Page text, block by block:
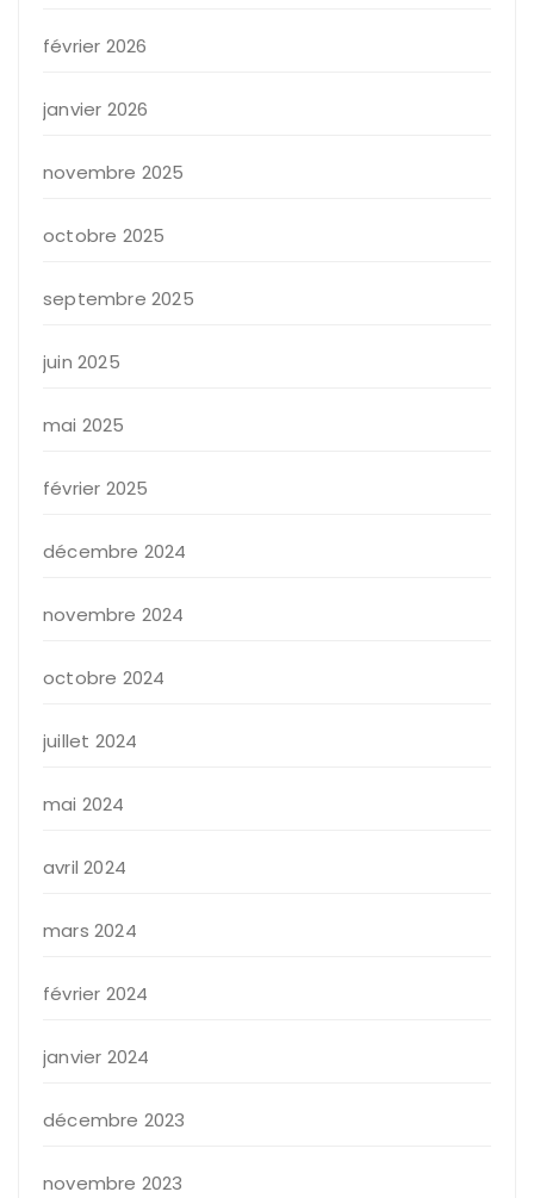
février 2026
janvier 2026
novembre 2025
octobre 2025
septembre 2025
juin 2025
mai 2025
février 2025
décembre 2024
novembre 2024
octobre 2024
juillet 2024
mai 2024
avril 2024
mars 2024
février 2024
janvier 2024
décembre 2023
novembre 2023